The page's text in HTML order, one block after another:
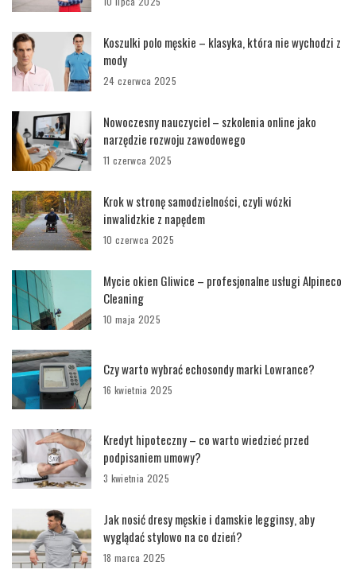
Koszulki polo męskie – klasyka, która nie wychodzi z
mody
24 czerwca 2025
Nowoczesny nauczyciel – szkolenia online jako
narzędzie rozwoju zawodowego
11 czerwca 2025
Krok w stronę samodzielności, czyli wózki
inwalidzkie z napędem
10 czerwca 2025
Mycie okien Gliwice – profesjonalne usługi Alpineco
Cleaning
10 maja 2025
Czy warto wybrać echosondy marki Lowrance?
16 kwietnia 2025
Kredyt hipoteczny – co warto wiedzieć przed
podpisaniem umowy?
3 kwietnia 2025
Jak nosić dresy męskie i damskie legginsy, aby
wyglądać stylowo na co dzień?
18 marca 2025